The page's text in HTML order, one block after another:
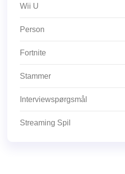
Wii U
Person
Fortnite
Stammer
Interviewspørgsmål
Streaming Spil